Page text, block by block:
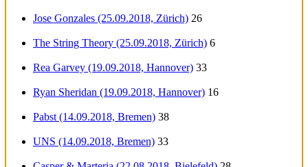
Jose Gonzales (25.09.2018, Zürich) 26
The String Theory (25.09.2018, Zürich) 6
Rea Garvey (19.09.2018, Hannover) 33
Ryan Sheridan (19.09.2018, Hannover) 16
Pabst (14.09.2018, Bremen) 38
UNS (14.09.2018, Bremen) 33